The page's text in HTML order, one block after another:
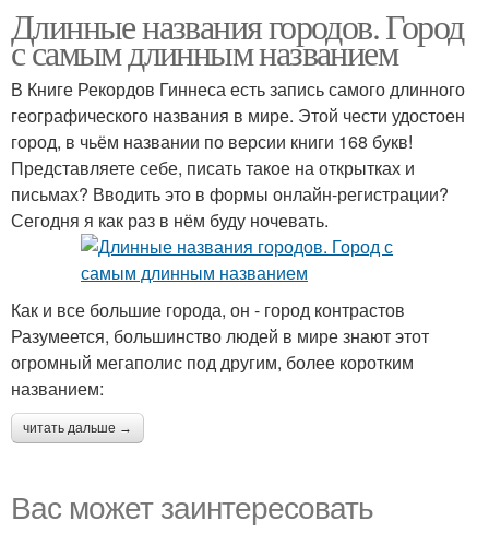
Длинные названия городов. Город
с самым длинным названием
В Книге Рекордов Гиннеса есть запись самого длинного
географического названия в мире. Этой чести удостоен
город, в чьём названии по версии книги 168 букв!
Представляете себе, писать такое на открытках и
письмах? Вводить это в формы онлайн-регистрации?
Сегодня я как раз в нём буду ночевать.
Как и все большие города, он - город контрастов
Разумеется, большинство людей в мире знают этот
огромный мегаполис под другим, более коротким
названием:
читать дальше →
Вас может заинтересовать